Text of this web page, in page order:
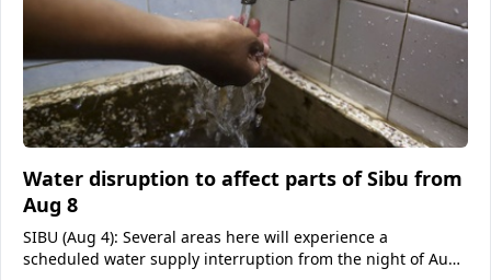
Water disruption to affect parts of Sibu from
Aug 8
SIBU (Aug 4): Several areas here will experience a
scheduled water supply interruption from the night of Aug